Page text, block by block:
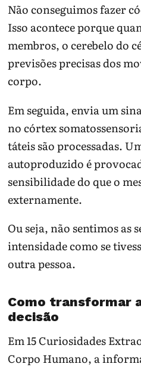
Não conseguimos fazer
Isso acontece porque
membros, o cerebelo do
previsões precisas dos
corpo.
Em seguida, envia um
no córtex
táteis são processadas.
autoproduzido é
sensibilidade do que o
externamente.
Ou seja, não sentimos as
intensidade como se
outra pessoa.
Como transformar
decisão
Em 15 Curiosidades
Corpo Humano, a